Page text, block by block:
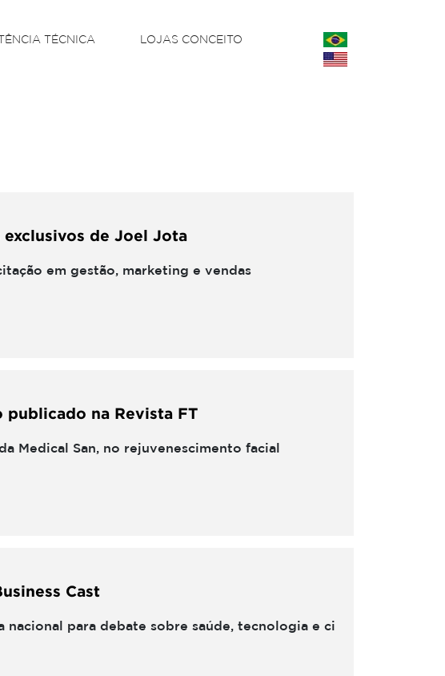
TÉCNICA LOJAS CONCEITO
exclusivos de Joel Jota
em gestão, marketing e vendas
na Revista FT
Medical San, no rejuvenescimento facial
Cast
para debate sobre saúde, tecnologia e ci